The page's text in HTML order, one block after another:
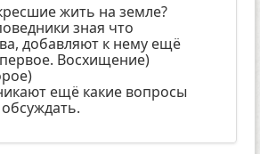
жить на земле?
зная что
добавляют к нему ещё
Восхищение)
ещё какие вопросы